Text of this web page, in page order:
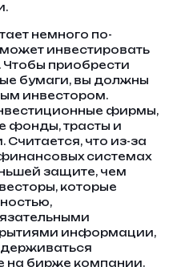
немного по-
инвестировать
приобрести
бумаги, вы должны
инвестором.
фирмы,
фонды, трасты и
что из-за
системах
защите, чем
которые
информации,
на бирже компании.